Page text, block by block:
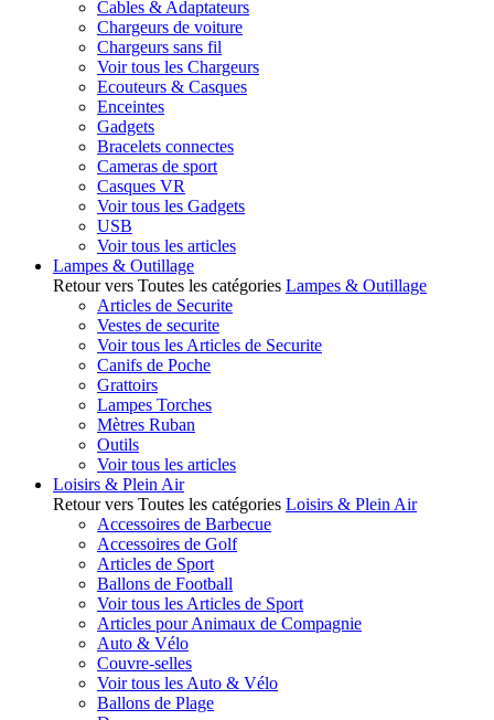
Cables & Adaptateurs
Chargeurs de voiture
Chargeurs sans fil
Voir tous les Chargeurs
Ecouteurs & Casques
Enceintes
Gadgets
Bracelets connectes
Cameras de sport
Casques VR
Voir tous les Gadgets
USB
Voir tous les articles
Lampes & Outillage
Retour vers Toutes les catégories Lampes & Outillage
Articles de Securite
Vestes de securite
Voir tous les Articles de Securite
Canifs de Poche
Grattoirs
Lampes Torches
Mètres Ruban
Outils
Voir tous les articles
Loisirs & Plein Air
Retour vers Toutes les catégories Loisirs & Plein Air
Accessoires de Barbecue
Accessoires de Golf
Articles de Sport
Ballons de Football
Voir tous les Articles de Sport
Articles pour Animaux de Compagnie
Auto & Vélo
Couvre-selles
Voir tous les Auto & Vélo
Ballons de Plage